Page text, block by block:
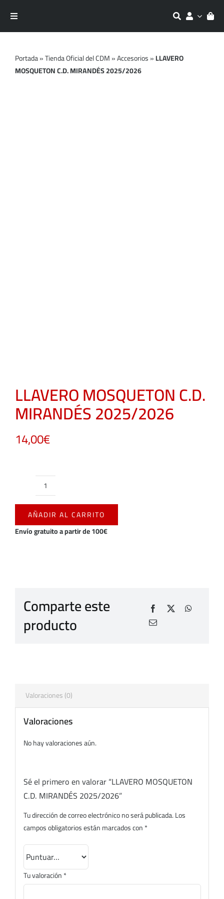
contenido
Toggle
Entrenamiento
Portada»Tienda Oficial del CDM»Accesorios»LLAVERO
MOSQUETON C.D. MIRANDÉS 2025/2026
LLAVERO MOSQUETON C.D.
MIRANDÉS 2025/2026
14,00€
LLAVERO
MOSQUETON
C.D.
MIRANDÉS
AÑADIR AL CARRITO
Envío gratuito a partir de 100€
Comparte este
producto
Valoraciones (0)
Valoraciones
No hay valoraciones aún.
Sé el primero en valorar “LLAVERO MOSQUETON
C.D. MIRANDÉS 2025/2026”
Tu dirección de correo electrónico no será publicada.Los
campos obligatorios están marcados con*
Tu valoración*